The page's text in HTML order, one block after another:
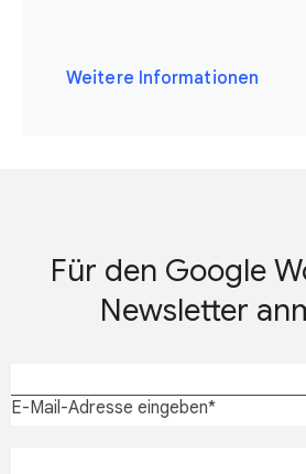
Weitere Informationen
Für den Google
Newsletter
E-Mail-Adresse eingeben